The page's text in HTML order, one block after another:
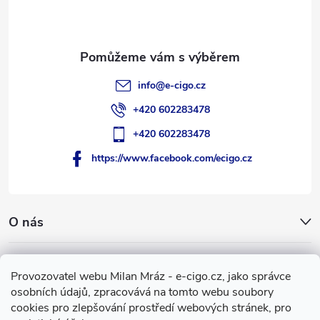
Provozovatel webu Milan Mráz - e-cigo.cz, jako správce
osobních údajů, zpracovává na tomto webu soubory
cookies pro zlepšování prostředí webových stránek, pro
O nás
Facebook
info@e-cigo.cz
+420 602283478
+420 602283478
https://www.facebook.com/ecigo.cz